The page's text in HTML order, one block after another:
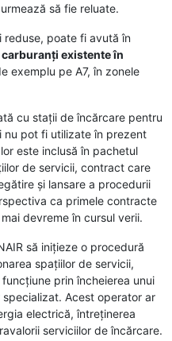
să fie reluate.
reduse, poate fi avută în
existente în
exemplu pe A7, în zonele
cu stații de încărcare pentru
pot fi utilizate în prezent
este inclusă în pachetul
de servicii, contract care
și lansare a procedurii
ca primele contracte
devreme în cursul verii.
să inițieze o procedură
spațiilor de servicii,
prin încheierea unui
Acest operator ar
electrică, întreținerea
serviciilor de încărcare.